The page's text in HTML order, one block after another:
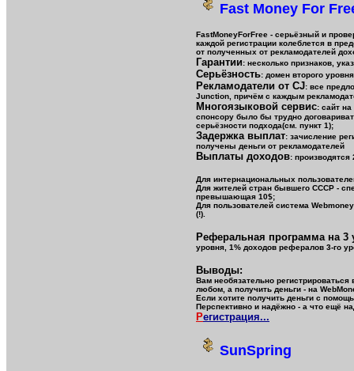
Fast Money For
FastMoneyForFree - серьёзный и
каждой регистрации колеблется в
от полученных от рекламодателей
Гарантии: несколько признаков,
Серьёзность: домен второго
Рекламодатели от CJ: все
Junction, причём с каждым
Многоязыковой сервис: сайт
спонсору было бы трудно
серьёзности подхода(см. пункт 1);
Задержка выплат: зачисление
получены деньги от рекламодателей
Выплаты доходов:
Для интернациональных
Для жителей стран бывшего СССР -
превышающая 10$;
Для пользователей система
(!).
Реферальная программа на 3
уровня, 1% доходов рефералов 3-го
Выводы:
Вам необязательно
любом, а получить деньги - на
Если хотите получить деньги с
Перспективно и надёжно - а что ещё
Регистрация...
SunSpring